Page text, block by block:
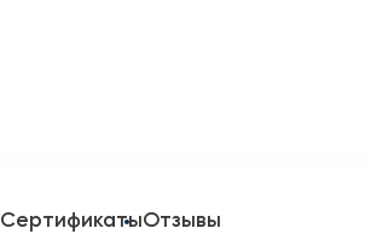
СертификатыОтзывы